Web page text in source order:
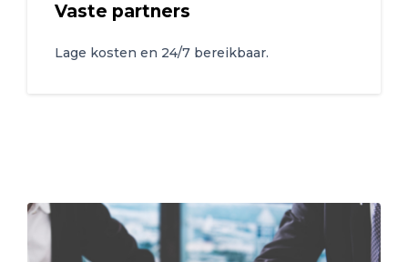
Vaste partners
Lage kosten en 24/7 bereikbaar.